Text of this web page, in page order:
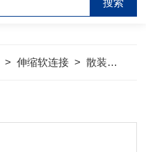
>伸缩软连接 >散装软连接